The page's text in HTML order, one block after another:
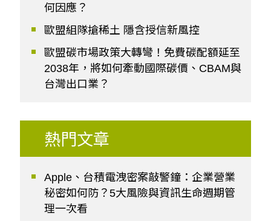
何因應？
歐盟組隊搶稀土 隱含授信新風控
歐盟碳市場政策大轉彎！免費碳配額延至
2038年，將如何牽動國際碳價、CBAM與
台灣出口業？
熱門文章
Apple、台積電洩密案敲警鐘：企業營業
秘密如何防？5大風險與資訊生命週期管
理一次看